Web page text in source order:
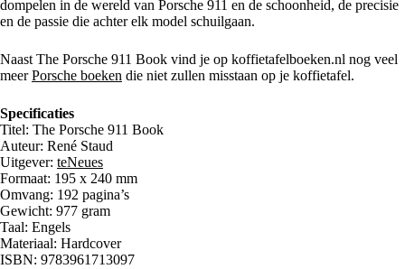
dompelen in de wereld van Porsche 911 en de schoonheid, de precisie
en de passie die achter elk model schuilgaan.
Naast The Porsche 911 Book vind je op koffietafelboeken.nl nog veel
meerPorsche boeken die niet zullen misstaan op je koffietafel.
Specificaties
Titel: The Porsche 911 Book
Auteur: René Staud
Uitgever: teNeues
Formaat: 195 x 240 mm
Omvang: 192 pagina’s
Gewicht: 977 gram
Taal: Engels
Materiaal: Hardcover
ISBN: 9783961713097